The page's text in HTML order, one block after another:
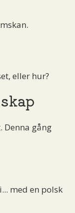
eller hur?
Denna gång
med en polsk